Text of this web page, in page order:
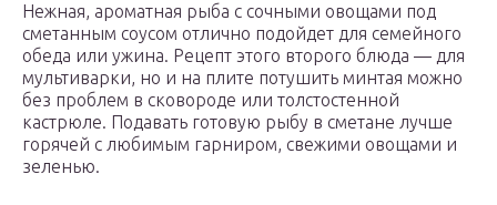
Нежная, ароматная рыба с сочными овощами под
сметанным соусом отлично подойдет для семейного
обеда или ужина. Рецепт этого второго блюда — для
мультиварки, но и на плите потушить минтая можно
без проблем в сковороде или толстостенной
кастрюле. Подавать готовую рыбу в сметане лучше
горячей с любимым гарниром, свежими овощами и
зеленью.